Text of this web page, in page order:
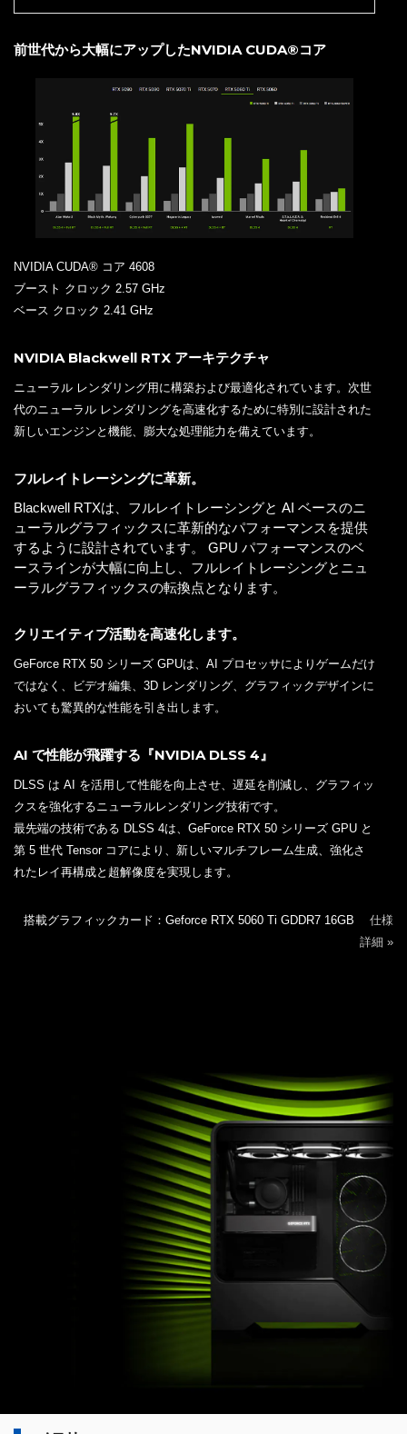
前世代から大幅にアップしたNVIDIA CUDA®コア
NVIDIA CUDA® コア 4608
ブースト クロック 2.57 GHz
ベース クロック 2.41 GHz
NVIDIA Blackwell RTX アーキテクチャ
ニューラル レンダリング用に構築および最適化されています。次世
代のニューラル レンダリングを高速化するために特別に設計された
新しいエンジンと機能、膨大な処理能力を備えています。
フルレイトレーシングに革新。
Blackwell RTXは、フルレイトレーシングと AI ベースのニ
ューラルグラフィックスに革新的なパフォーマンスを提供
するように設計されています。 GPU パフォーマンスのベ
ースラインが大幅に向上し、フルレイトレーシングとニュ
ーラルグラフィックスの転換点となります。
クリエイティブ活動を高速化します。
GeForce RTX 50 シリーズ GPUは、AI プロセッサによりゲームだけ
ではなく、ビデオ編集、3D レンダリング、グラフィックデザインに
おいても驚異的な性能を引き出します。
AI で性能が飛躍する『NVIDIA DLSS 4』
DLSS は AI を活用して性能を向上させ、遅延を削減し、グラフィッ
クスを強化するニューラルレンダリング技術です。
最先端の技術である DLSS 4は、GeForce RTX 50 シリーズ GPU と
第 5 世代 Tensor コアにより、新しいマルチフレーム生成、強化さ
れたレイ再構成と超解像度を実現します。
搭載グラフィックカード：Geforce RTX 5060 Ti GDDR7 16GB 仕様
詳細 »